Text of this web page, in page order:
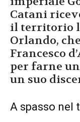
Catani
il territorio
Orlando,
Francesco
per farne
un suo
A spasso nel